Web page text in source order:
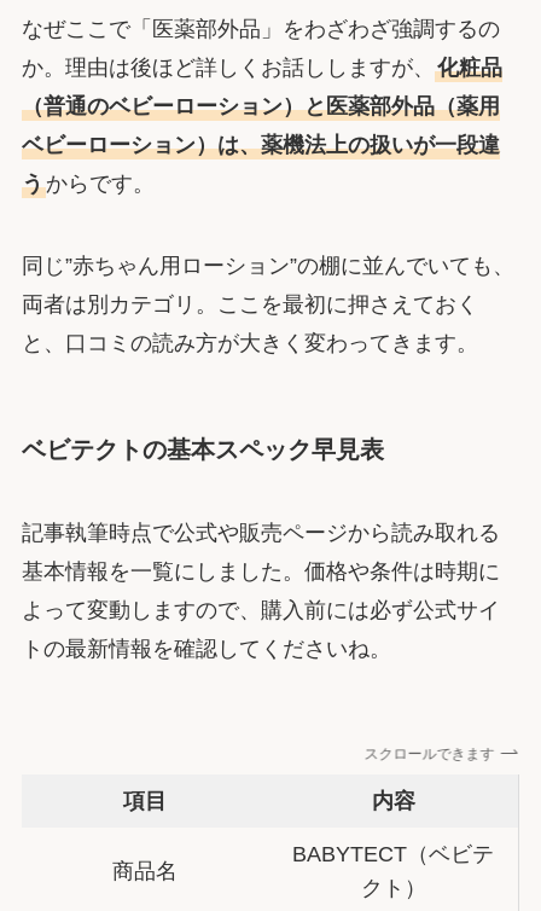
なぜここで「医薬部外品」をわざわざ強調するの
か。理由は後ほど詳しくお話ししますが、 化粧品
（普通のベビーローション）と医薬部外品（薬用
ベビーローション）は、薬機法上の扱いが一段違
うからです。
同じ”赤ちゃん用ローション”の棚に並んでいても、
両者は別カテゴリ。ここを最初に押さえておく
と、口コミの読み方が大きく変わってきます。
ベビテクトの基本スペック早見表
記事執筆時点で公式や販売ページから読み取れる
基本情報を一覧にしました。価格や条件は時期に
よって変動しますので、購入前には必ず公式サイ
トの最新情報を確認してくださいね。
スクロールできます
項目 内容
商品名
BABYTECT（ベビテ
クト）